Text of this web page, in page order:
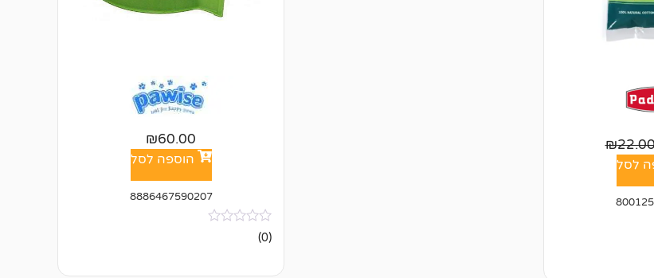
₪
לסל
₪60.00
הוספה לסל
8886467590207
אין
ביקורות
(0)